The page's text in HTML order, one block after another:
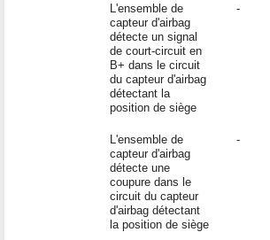
L'ensemble de
capteur d'airbag
détecte un signal
de court-circuit en
B+ dans le circuit
du capteur d'airbag
détectant la
position de siège
-
L'ensemble de
capteur d'airbag
détecte une
coupure dans le
circuit du capteur
d'airbag détectant
la position de siège
-